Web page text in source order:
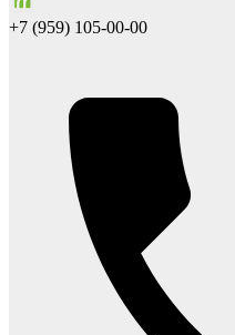
+7 (959) 105-00-00